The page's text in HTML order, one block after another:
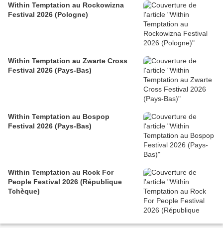
Within Temptation au Rockowizna
Festival 2026 (Pologne)
Within Temptation au Zwarte Cross
Festival 2026 (Pays-Bas)
Within Temptation au Bospop
Festival 2026 (Pays-Bas)
Within Temptation au Rock For
People Festival 2026 (République
Tchèque)